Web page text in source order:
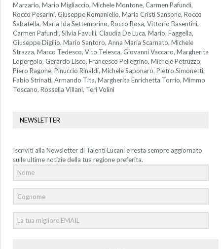
Marzario, Mario Migliaccio, Michele Montone, Carmen Pafundi,
Rocco Pesarini, Giuseppe Romaniello, Maria Cristi Sansone, Rocco
Sabatella, Maria Ida Settembrino, Rocco Rosa, Vittorio Basentini,
Carmen Pafundi, Silvia Favulli, Claudia De Luca, Mario, Faggella,
Giuseppe Digilio, Mario Santoro, Anna Maria Scarnato, Michele
Strazza, Marco Tedesco, Vito Telesca, Giovanni Vaccaro, Margherita
Lopergolo, Gerardo Lisco, Francesco Pellegrino, Michele Petruzzo,
Piero Ragone, Pinuccio Rinaldi, Michele Saponaro, Pietro Simonetti,
Fabio Strinati, Armando Tita, Margherita Enrichetta Torrio, Mimmo
Toscano, Rossella Villani, Teri Volini
NEWSLETTER
Iscriviti alla Newsletter di Talenti Lucani e resta sempre aggiornato
sulle ultime notizie della tua regione preferita.